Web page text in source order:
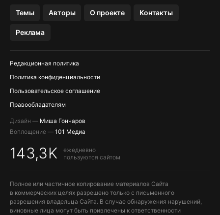
Темы Авторы О проекте Контакты
Реклама
Редакционная политика
Политика конфиденциальности
Пользовательское соглашение
Правообладателям
Дизайн — Миша Гончаров
Воплощение — 101 Медиа
143,3K
ежедневно
пользуются сайтом
Полное или частичное копирование материалов Сайта
в коммерческих целях разрешено только с письменного
разрешения владельца Сайта. В случае обнаружения нарушений,
виновные лица могут быть привлечены к ответственности